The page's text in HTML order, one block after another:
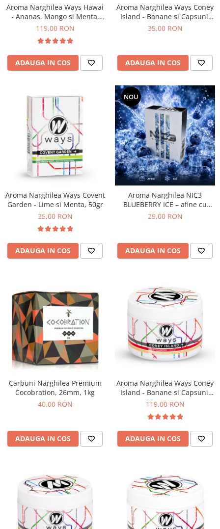
Aroma Narghilea Ways Hawai
- Ananas, Mango si Menta,
200gr
119,00 RON
ADAUGA IN COS
Aroma Narghilea Ways Coney
Island - Banane si Capsuni,
50gr
35,00 RON
ADAUGA IN COS
Aroma Narghilea Ways Covent
Garden - Lime si Menta, 50gr
35,00 RON
ADAUGA IN COS
NOU
Aroma Narghilea NIC3
BLUEBERRY ICE – afine cu
gheata, 50gr
29,00 RON
ADAUGA IN COS
Carbuni Narghilea Premium
Cocobration, 26mm, 1kg
40,00 RON
ADAUGA IN COS
Aroma Narghilea Ways Coney
Island - Banane si Capsuni,
200gr
119,00 RON
ADAUGA IN COS